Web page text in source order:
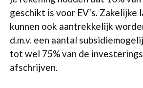
geschikt is voor EV’s. Zakelijke
kunnen ook aantrekkelijk
d.m.v. een aantal
tot wel 75% van de
afschrijven.